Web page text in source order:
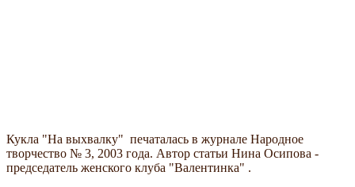
Кукла "На выхвалку" печаталась в журнале Народное
творчество № 3, 2003 года. Автор статьи Нина Осипова -
председатель женского клуба "Валентинка" .